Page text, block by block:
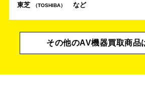
東芝 TOSHIBA
その他のAV機器買取商品